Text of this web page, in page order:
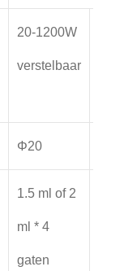
20-1200W
verstelbaar
Φ20
1.5 ml of 2
ml * 4
gaten